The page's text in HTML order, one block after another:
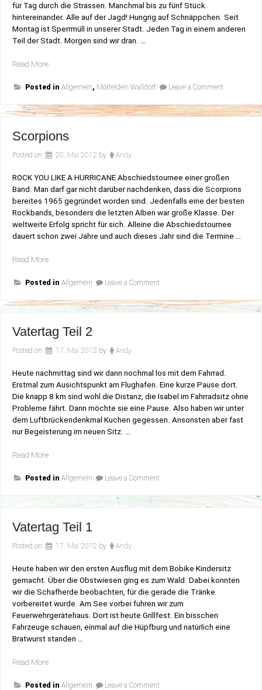
für Tag durch die Strassen. Manchmal bis zu fünf Stück
hintereinander. Alle auf der Jagd! Hungrig auf Schnäppchen. Seit
Montag ist Sperrmüll in unserer Stadt. Jeden Tag in einem anderen
Teil der Stadt. Morgen sind wir dran. …
Read More„Wie
Wolfsrudel…“
Posted in Allgemein, Mörfelden-Walldorf Leave a Comment
Wolfsrudel…
Scorpions
Posted on 20. Mai 2012 by Andy
ROCK YOU LIKE A HURRICANE Abschiedstournee einer großen
Band. Man darf gar nicht darüber nachdenken, dass die Scorpions
bereites 1965 gegründet worden sind. Jedenfalls eine der besten
Rockbands, besonders die letzten Alben war große Klasse. Der
weltweite Erfolg spricht für sich. Alleine die Abschiedstournee
dauert schon zwei Jahre und auch dieses Jahr sind die Termine …
Read More„Scorpions“
Posted in Allgemein Leave a Comment
Vatertag Teil 2
Posted on 17. Mai 2012 by Andy
Heute nachmittag sind wir dann nochmal los mit dem Fahrrad.
Erstmal zum Ausichtspunkt am Flughafen. Eine kurze Pause dort.
Die knapp 8 km sind wohl die Distanz, die Isabel im Fahrradsitz ohne
Probleme fährt. Dann möchte sie eine Pause. Also haben wir unter
dem Luftbrückendenkmal Kuchen gegessen. Ansonsten aber fast
nur Begeisterung im neuen Sitz. …
Read More„Vatertag
2“
Posted in Allgemein Leave a Comment
2
Vatertag Teil 1
Posted on 17. Mai 2012 by Andy
Heute haben wir den ersten Ausflug mit dem Bobike Kindersitz
gemacht. Über die Obstwiesen ging es zum Wald. Dabei konnten
wir die Schafherde beobachten, für die gerade die Tränke
vorbereitet wurde. Am See vorbei fuhren wir zum
Feuerwehrgerätehaus. Dort ist heute Grillfest. Ein bisschen
Fahrzeuge schauen, einmal auf die Hüpfburg und natürlich eine
Bratwurst standen …
Read More„Vatertag
1“
Posted in Allgemein Leave a Comment